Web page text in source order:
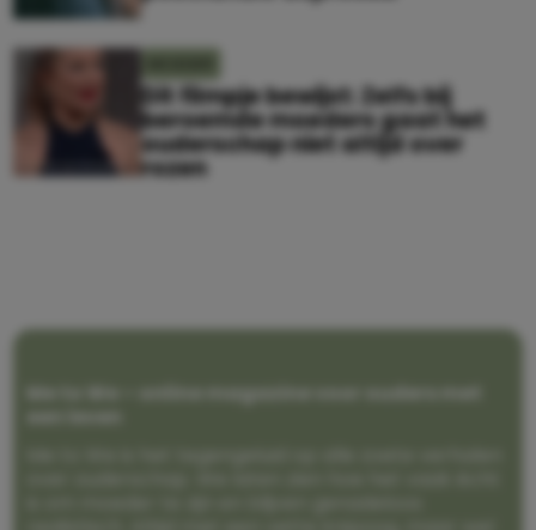
Dit filmpje bewijst: Zelfs bij
beroemde moeders gaat het
ouderschap niet altijd over
rozen
Me to We – online magazine voor ouders met